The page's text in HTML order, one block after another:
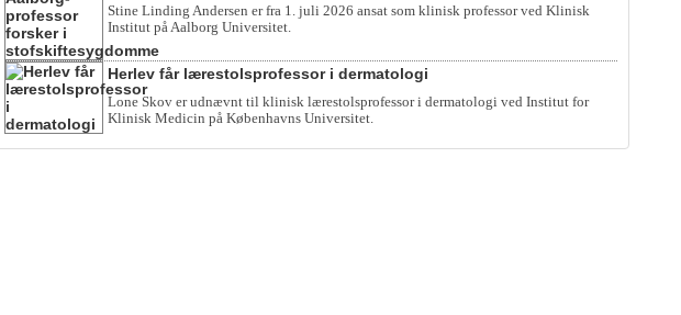
Stine Linding Andersen er fra 1. juli 2026 ansat som klinisk professor ved Klinisk
Institut på Aalborg Universitet.
Herlev får lærestolsprofessor i dermatologi
Lone Skov er udnævnt til klinisk lærestolsprofessor i dermatologi ved Institut for
Klinisk Medicin på Københavns Universitet.